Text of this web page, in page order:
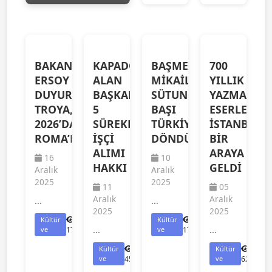
BAKAN
ERSOY
DUYURDU!
TROYA,
2026’DA
ROMA’DA
16
Aralık
2025
...
Kültür
ve
1788
KAPADOKYA
ALAN
BAŞKANLIĞI
5
SÜREKLİ
İŞÇİ
ALIMI
HAKKI
11
Aralık
2025
...
Kültür
ve
450
BAŞMELEK
MİKAİL
SÜTUN
BAŞI
TÜRKİYE’YE
DÖNDÜ
10
Aralık
2025
...
Kültür
ve
1775
700
YILLIK
YAZMA
ESERLER
BİR
ARAYA
GELDİ
05
Aralık
2025
...
Kültür
ve
621